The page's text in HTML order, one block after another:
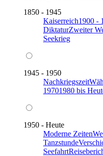
1850 - 1945
Kaiserreich1900 -
DiktaturZweiter
Seekrieg
1945 - 1950
Nachkriegszeit
19701980 bis
1950 - Heute
Moderne Zeiten
Tanzstunde
Seefahrt